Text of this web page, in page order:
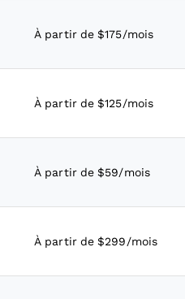
À partir de $175/mois
À partir de $125/mois
À partir de $59/mois
À partir de $299/mois